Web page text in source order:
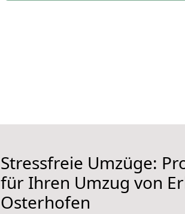
Stressfreie Umzüge:
für Ihren Umzug von
Osterhofen